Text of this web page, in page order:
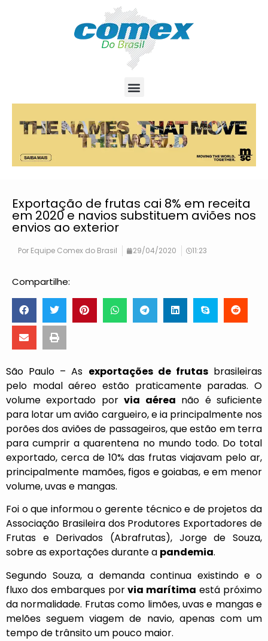
Exportação de frutas cai 8% em receita
em 2020 e navios substituem aviões nos
envios ao exterior
Por Equipe Comex do Brasil 29/04/2020 11:23
Compartilhe:
São Paulo – As exportações de frutasbrasileiras
pelo modal aéreo estão praticamente paradas. O
volume exportado porvia aérea não é suficiente
para lotar um avião cargueiro, e ia principalmente nos
porões dos aviões de passageiros, que estão em terra
para cumprir a quarentena no mundo todo. Do total
exportado, cerca de 10% das frutas viajavam pelo ar,
principalmente mamões, figos e goiabas, e em menor
volume, uvas e mangas.
Foi o que informou o gerente técnico e de projetos da
Associação Brasileira dos Produtores Exportadores de
Frutas e Derivados (Abrafrutas), Jorge de Souza,
sobre as exportações durante a pandemia.
Segundo Souza, a demanda continua existindo e o
fluxo dos embarques porvia marítima está próximo
da normalidade. Frutas como limões, uvas e mangas e
melões seguem viagem de navio, apenas com um
tempo de trânsito um pouco maior.